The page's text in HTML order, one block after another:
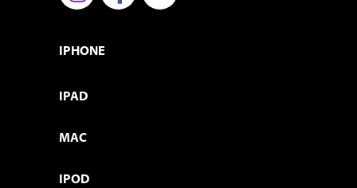
IPHONE
IPAD
MAC
IPOD